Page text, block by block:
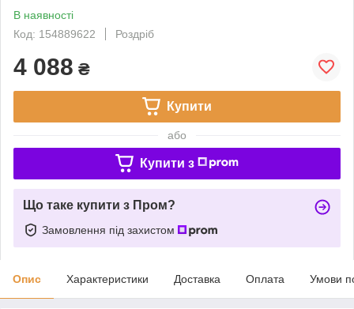
В наявності
Код: 154889622
Роздріб
4 088 ₴
Купити
або
Купити з
Що таке купити з Пром?
Замовлення під захистом
Опис Характеристики Доставка Оплата Умови